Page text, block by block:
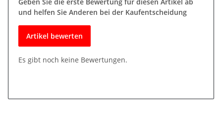
und helfen Sie Anderen bei der Kaufentscheidung
Artikel bewerten
Es gibt noch keine Bewertungen.